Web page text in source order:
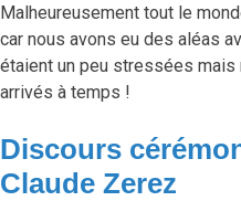
Malheureusement tout le
car nous avons eu des aléas
étaient un peu stressées
arrivés à temps !
Discours
Claude Zerez